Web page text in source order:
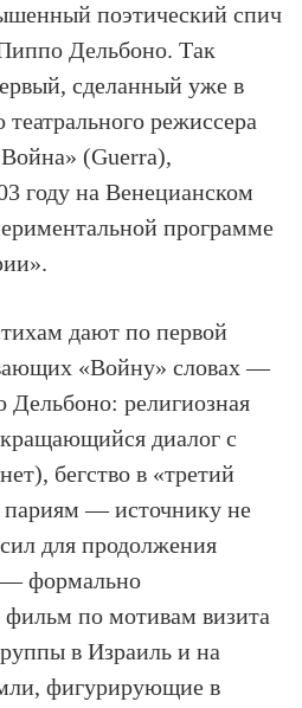
поэтический спич
Дельбоно. Так
сделанный уже в
театрального режиссера
(Guerra),
году на Венецианском
программе
дают по первой
«Войну» словах —
Дельбоно: религиозная
диалог с
бегство в «третий
париям — источнику не
для продолжения
формально
по мотивам визита
в Израиль и на
фигурирующие в